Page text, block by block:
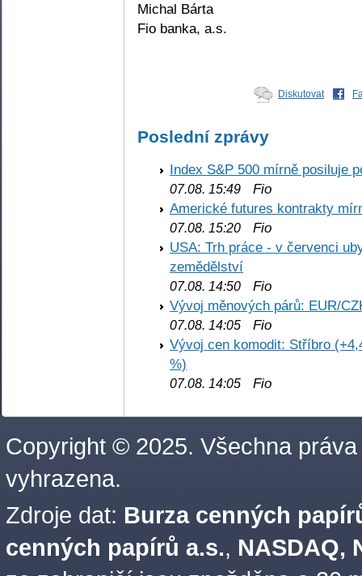
Michal Bárta
Fio banka, a.s.
Diskutovat
Poslední zprávy
Index S&P 500 mírně posiluje
07.08. 15:49 Fio
Americké futures kontrakty
07.08. 15:20 Fio
USA: Trh práce - v červenci
zemědělství
07.08. 14:50 Fio
Vývoj měnových párů: EUR/
07.08. 14:05 Fio
Vývoj cen komodit: Stříbro
%)
07.08. 14:05 Fio
Copyright © 2025. Všechna práva
vyhrazena.
Zdroje dat: Burza cenných
cenných papírů a.s., NASDAQ,